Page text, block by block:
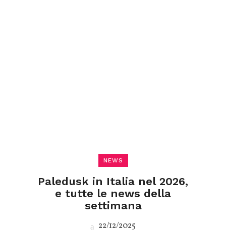
NEWS
Paledusk in Italia nel 2026,
e tutte le news della
settimana
22/12/2025